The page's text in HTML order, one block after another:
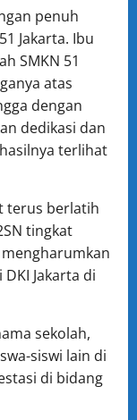
penuh
Jakarta. Ibu
SMKN 51
atas
dengan
dedikasi dan
terlihat
terus berlatih
tingkat
Jakarta di
sekolah,
siswi lain di
di bidang